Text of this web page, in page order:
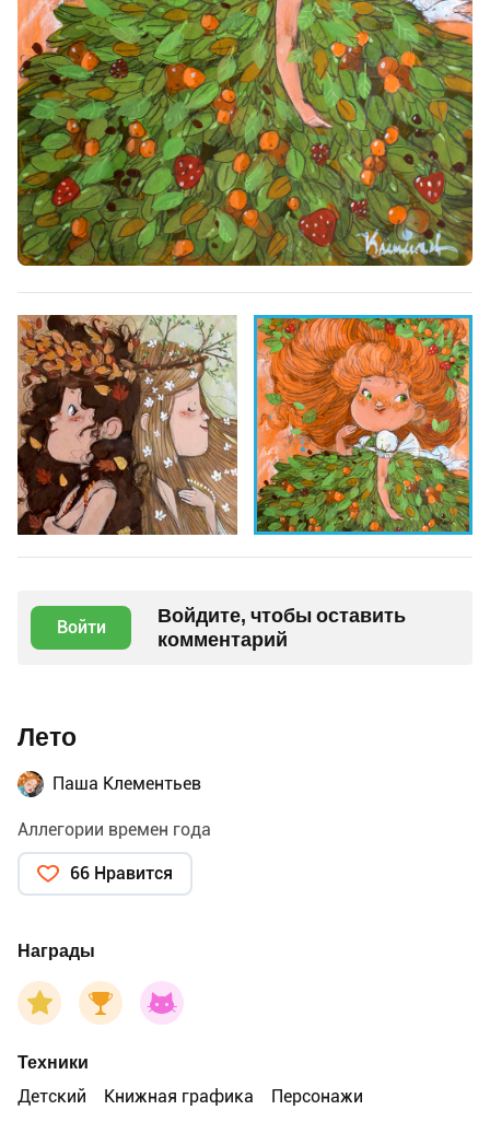
Войти
Войдите, чтобы оставить
комментарий
Лето
Паша Клементьев
Аллегории времен года
66 Нравится
Награды
Техники
Детский
Книжная графика Персонажи